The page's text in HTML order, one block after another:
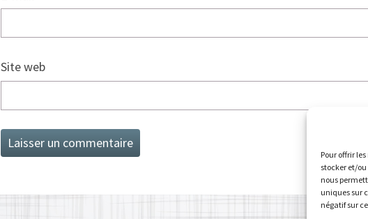
Pour offrir
stocker et/
nous
uniques sur
négatif sur
Site web